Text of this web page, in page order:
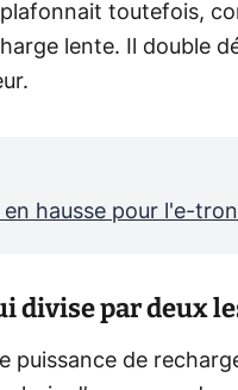
toutefois,
lente. Il double
hausse pour l'e-
divise par deux
puissance de